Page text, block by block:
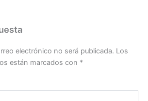
electrónico no será publicada. Los
están marcados con *